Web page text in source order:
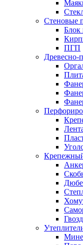
Стеновые
Блок
ПГП
Древесно-